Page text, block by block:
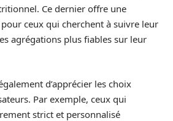
Ce dernier offre une
ceux qui cherchent à suivre leur
agrégations plus fiables sur leur
d’apprécier les choix
Par exemple, ceux qui
strict et personnalisé